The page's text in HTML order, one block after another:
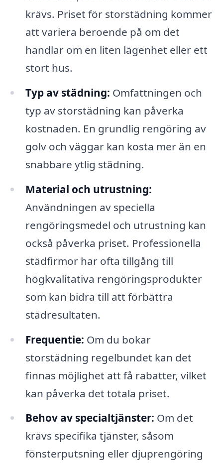
krävs. Priset för storstädning kommer
att variera beroende på om det
handlar om en liten lägenhet eller ett
stort hus.
Typ av städning: Omfattningen och
typ av storstädning kan påverka
kostnaden. En grundlig rengöring av
golv och väggar kan kosta mer än en
snabbare ytlig städning.
Material och utrustning:
Användningen av speciella
rengöringsmedel och utrustning kan
också påverka priset. Professionella
städfirmor har ofta tillgång till
högkvalitativa rengöringsprodukter
som kan bidra till att förbättra
städresultaten.
Frequentie: Om du bokar
storstädning regelbundet kan det
finnas möjlighet att få rabatter, vilket
kan påverka det totala priset.
Behov av specialtjänster: Om det
krävs specifika tjänster, såsom
fönsterputsning eller djuprengöring